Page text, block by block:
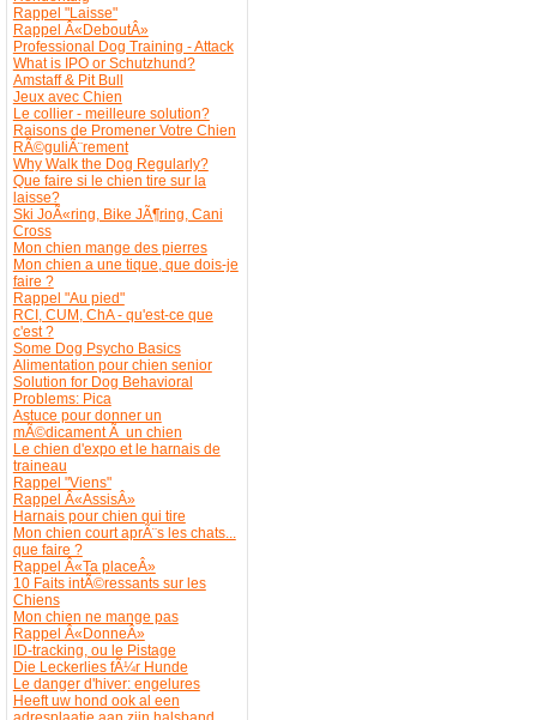
Rappel "Laisse"
Rappel Â«DeboutÂ»
Professional Dog Training - Attack
What is IPO or Schutzhund?
Amstaff & Pit Bull
Jeux avec Chien
Le collier - meilleure solution?
Raisons de Promener Votre Chien
RÃ©guliÃ¨rement
Why Walk the Dog Regularly?
Que faire si le chien tire sur la
laisse?
Ski JoÃ«ring, Bike JÃ¶ring, Cani
Cross
Mon chien mange des pierres
Mon chien a une tique, que dois-je
faire ?
Rappel "Au pied"
RCI, CUM, ChA - qu'est-ce que
c'est ?
Some Dog Psycho Basics
Alimentation pour chien senior
Solution for Dog Behavioral
Problems: Pica
Astuce pour donner un
mÃ©dicament Ã un chien
Le chien d'expo et le harnais de
traineau
Rappel "Viens"
Rappel Â«AssisÂ»
Harnais pour chien qui tire
Mon chien court aprÃ¨s les chats...
que faire ?
Rappel Â«Ta placeÂ»
10 Faits intÃ©ressants sur les
Chiens
Mon chien ne mange pas
Rappel Â«DonneÂ»
ID-tracking, ou le Pistage
Die Leckerlies fÃ¼r Hunde
Le danger d'hiver: engelures
Heeft uw hond ook al een